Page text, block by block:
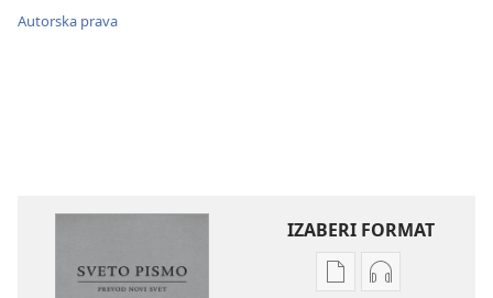
Autorska prava
IZABERI FORMAT
FormatiFormati